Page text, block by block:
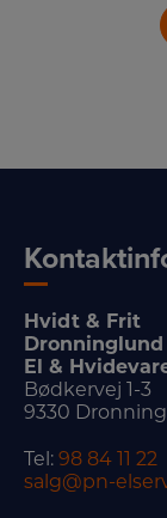
Hvidt & Frit
Dronninglund
El &
Bødkervej 1-3
9330
Tel: 98 84 11 22
salg@pn-